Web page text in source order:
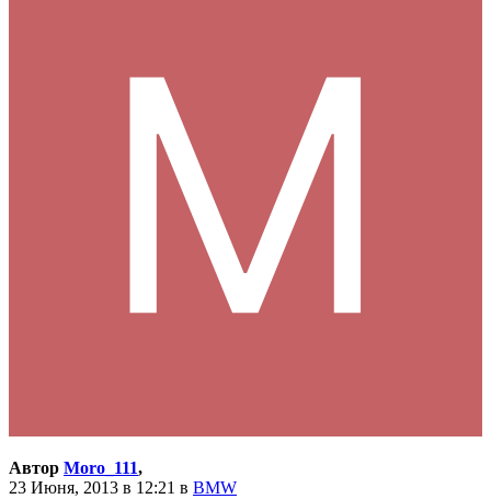
Автор Moro_111,
23 Июня, 2013 в 12:21 в BMW